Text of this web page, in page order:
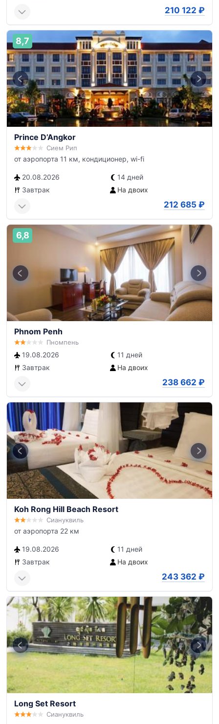
210 122 ₽
8,7
Prince D’Angkor
Сием Рип
от аэропорта 11 км, кондиционер, wi-fi
20.08.2026
14 дней
Завтрак
На двоих
212 685 ₽
6,8
Phnom Penh
Пномпень
19.08.2026
11 дней
Завтрак
На двоих
238 662 ₽
Koh Rong Hill Beach Resort
Сиануквиль
от аэропорта 22 км
19.08.2026
11 дней
Завтрак
На двоих
243 362 ₽
Long Set Resort
Сиануквиль